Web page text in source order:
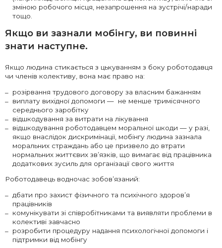
зміною робочого місця, незапрошення на зустрічі/наради
тощо.
Якщо ви зазнали мобінгу, ви повинні
знати наступне.
Якщо людина стикається з цькуванням з боку роботодавця
чи членів колективу, вона має право на:
розірвання трудового договору за власним бажанням
виплату вихідної допомоги — не менше тримісячного
середнього заробітку
відшкодування за витрати на лікування
відшкодування роботодавцем моральної шкоди — у разі,
якщо внаслідок дискримінації, мобінгу людина зазнала
моральних страждань або це призвело до втрати
нормальних життєвих зв’язків, що вимагає від працівника
додаткових зусиль для організації свого життя
Роботодавець водночас зобов’язаний:
дбати про захист фізичного та психічного здоров’я
працівників
комунікувати зі співробітниками та виявляти проблеми в
колективі завчасно
розробити процедуру надання психологічної допомоги і
підтримки від мобінгу